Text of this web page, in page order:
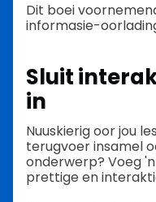
Dit boei
informasie-
Sluit
in
Nuuskierig oor jou
terugvoer insamel
onderwerp? Voeg
prettige en